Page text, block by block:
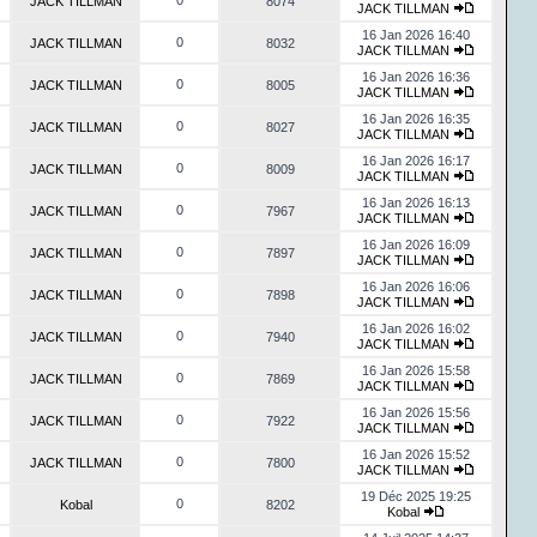
JACK TILLMAN
JACK TILLMAN 0 8032
16 Jan 2026 16:40
JACK TILLMAN
JACK TILLMAN 0 8005
16 Jan 2026 16:36
JACK TILLMAN
JACK TILLMAN 0 8027
16 Jan 2026 16:35
JACK TILLMAN
JACK TILLMAN 0 8009
16 Jan 2026 16:17
JACK TILLMAN
JACK TILLMAN 0 7967
16 Jan 2026 16:13
JACK TILLMAN
JACK TILLMAN 0 7897
16 Jan 2026 16:09
JACK TILLMAN
JACK TILLMAN 0 7898
16 Jan 2026 16:06
JACK TILLMAN
JACK TILLMAN 0 7940
16 Jan 2026 16:02
JACK TILLMAN
JACK TILLMAN 0 7869
16 Jan 2026 15:58
JACK TILLMAN
JACK TILLMAN 0 7922
16 Jan 2026 15:56
JACK TILLMAN
JACK TILLMAN 0 7800
16 Jan 2026 15:52
JACK TILLMAN
Kobal 0 8202
19 Déc 2025 19:25
Kobal